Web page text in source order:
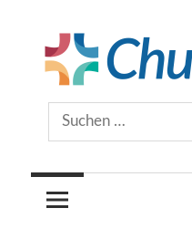
Inhalt
springen
ChurchTools
Blog
(Deutsch)
KircheSuchen
nach: